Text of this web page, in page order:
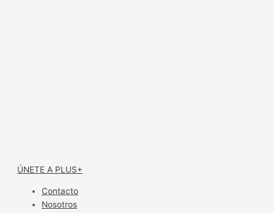
ÚNETE A PLUS+
Contacto
Nosotros